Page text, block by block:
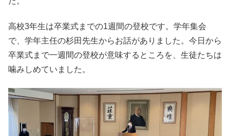
高校3年生は卒業式までの1週間の登校です。学年集会
で、学年主任の杉田先生からお話がありました。今日から
卒業式まで一週間の登校が意味するところを、生徒たちは
噛みしめていました。